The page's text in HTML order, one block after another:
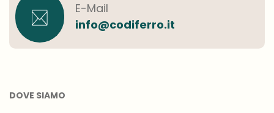
E-Mail
info@codiferro.it
DOVE SIAMO